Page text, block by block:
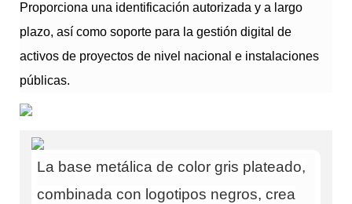
Proporciona una identificación autorizada y a largo
plazo, así como soporte para la gestión digital de
activos de proyectos de nivel nacional e instalaciones
públicas.
La base metálica de color gris plateado,
combinada con logotipos negros, crea